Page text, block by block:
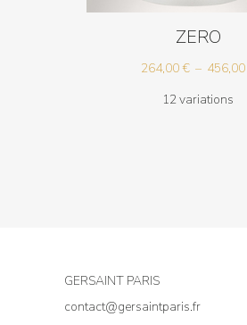
ZERO
264,00€ – 456,00
12 variations
GERSAINT PARIS
contact@gersaintparis.fr